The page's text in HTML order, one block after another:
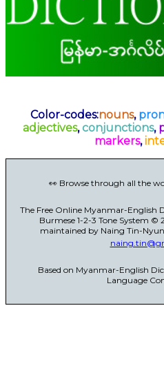
Color-codes:nouns,
adjectives,conjunctions,
markers,
👀 Browse through all the
The Free Online Myanmar-English
Burmese 1-2-3 Tone System ©
maintained by Naing Tin-
Based on Myanmar-English
Language